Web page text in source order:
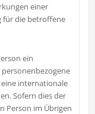
einer
für die betroffene
ein
internationale
Sofern dies der
Person im Übrigen